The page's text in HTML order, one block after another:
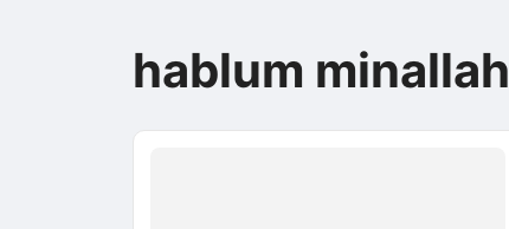
hablum minallah